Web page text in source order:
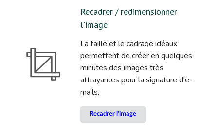
Recadrer / redimensionner
l'image
La taille et le cadrage idéaux
permettent de créer en quelques
minutes des images très
attrayantes pour la signature d'e-
mails.
Recadrer l'image